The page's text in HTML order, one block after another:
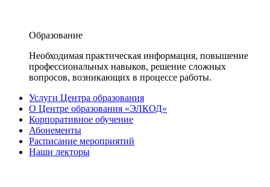
Образование
Необходимая практическая информация, повышение
профессиональных навыков, решение сложных
вопросов, возникающих в процессе работы.
Услуги Центра образования
О Центре образования «ЭЛКОД»
Корпоративное обучение
Абонементы
Расписание мероприятий
Наши лекторы